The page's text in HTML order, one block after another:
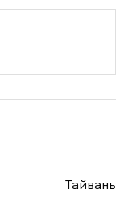
Тайвань